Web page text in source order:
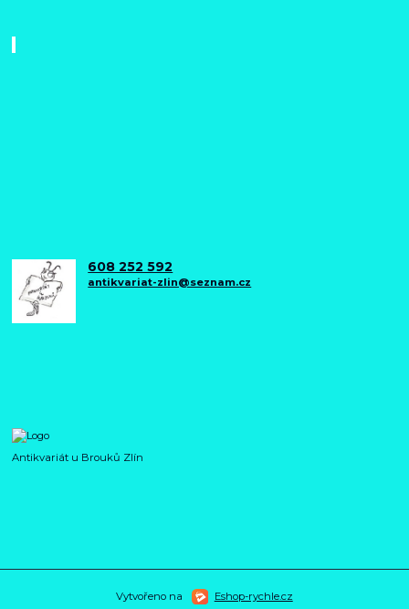
608 252 592
antikvariat-zlin@seznam.cz
Antikvariát u Brouků Zlín
Vytvořeno na Eshop-rychle.cz